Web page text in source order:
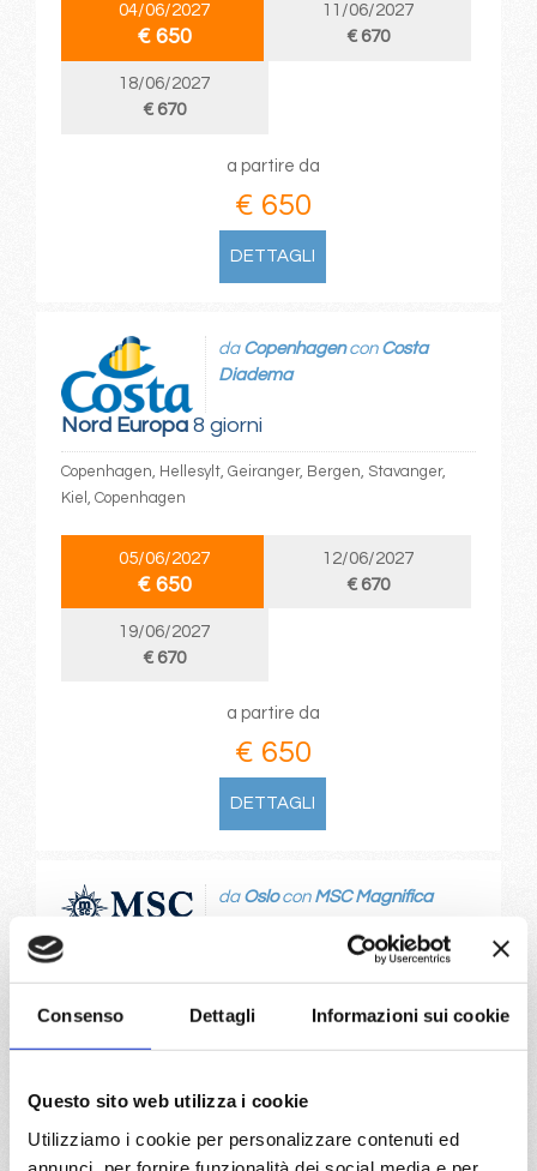
Consenso Dettagli Informazioni sui cookie
Questo sito web utilizza i cookie
Utilizziamo i cookie per personalizzare contenuti ed
04/06/2027
€ 650
11/06/2027
€ 670
18/06/2027
€ 670
a partire da
€ 650
DETTAGLI
Nord Europa8 giorni
da Copenhagencon Costa
Diadema
Copenhagen, Hellesylt, Geiranger, Bergen, Stavanger,
Kiel, Copenhagen
05/06/2027
€ 650
12/06/2027
€ 670
19/06/2027
€ 670
a partire da
€ 650
DETTAGLI
Nord Europa
da Oslocon MSC Magnifica
Stoccolma
€ 651
a partire da